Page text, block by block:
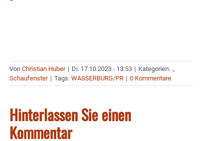
Von Christian Huber | Di. 17.10.2023 - 13:53 | Kategorien: .,
Schaufenster | Tags: WASSERBURG/PR | 0 Kommentare
Hinterlassen Sie einen
Kommentar